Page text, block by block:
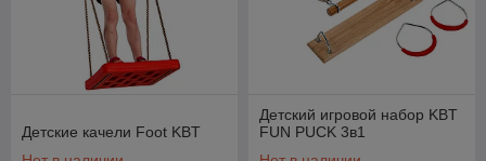
Детские качели Foot KBT
Детский игровой набор KBT
FUN PUCK 3в1